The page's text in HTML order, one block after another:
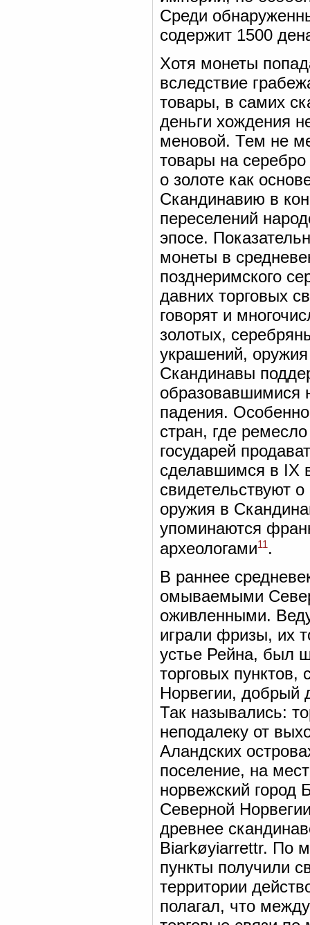
Среди
содержит 1500
Хотя монеты
вследствие
товары, в самих
деньги хождения
меновой. Тем не
товары на
о золоте как
Скандинавию в
переселений
эпосе.
монеты в
позднеримского
давних торговых
говорят и
золотых,
украшений,
Скандинавы
образовавшимися
падения.
стран, где
государей
сделавшимся в IX
свидетельствуют
оружия в
упоминаются
археологами11.
В раннее
омываемыми
оживленными.
играли фризы, их
устье Рейна, был
торговых
Норвегии, добрый
Так назывались:
неподалеку от
Аландских
поселение, на
норвежский город
Северной
древнее
Biarkøyiarrettr. По
пункты получили
территории
полагал, что